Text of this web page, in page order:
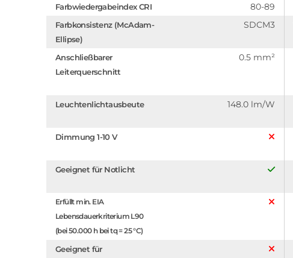
Farbwiedergabeindex CRI 80-89
Farbkonsistenz (McAdam-
Ellipse)
SDCM3
Anschließbarer
Leiterquerschnitt
0.5 mm²
Leuchtenlichtausbeute 148.0 lm/W
Dimmung 1-10 V
Geeignet für Notlicht
Erfüllt min. EIA
Lebensdauerkriterium L90
(bei 50.000 h bei tq = 25 °C)
Geeignet für